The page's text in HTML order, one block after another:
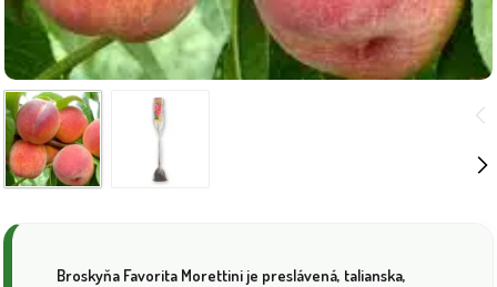
Broskyňa Favorita Morettini je preslávená, talianska,